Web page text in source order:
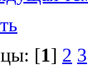
[1] 2 3